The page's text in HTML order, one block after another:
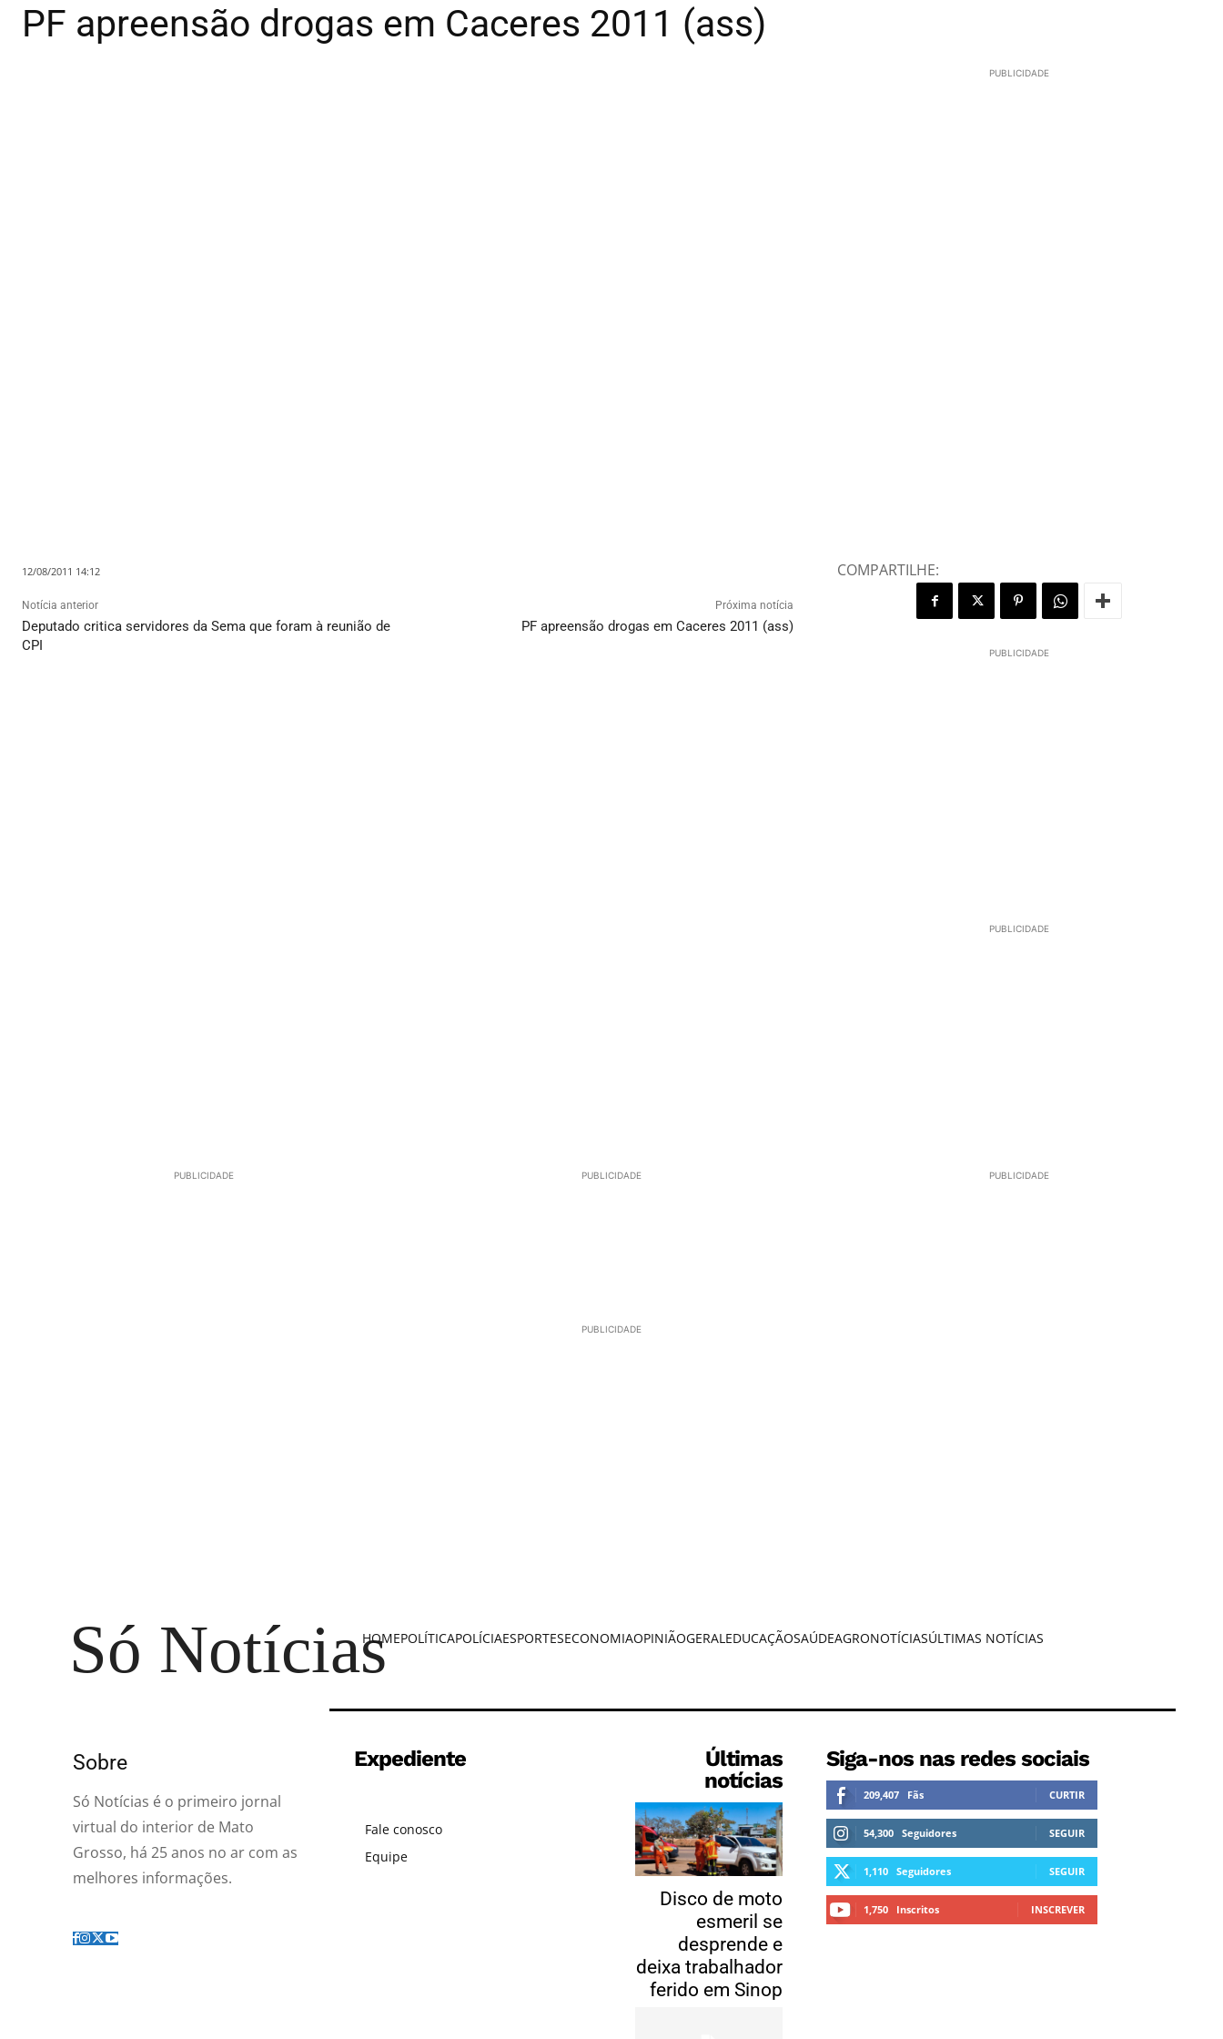
PF apreensão drogas em Caceres 2011 (ass)
PUBLICIDADE
12/08/2011 14:12
Notícia anterior
Deputado critica servidores da Sema que foram à reunião de
CPI
Próxima notícia
PF apreensão drogas em Caceres 2011 (ass)
COMPARTILHE:
PUBLICIDADE
PUBLICIDADE
PUBLICIDADE PUBLICIDADE PUBLICIDADE
PUBLICIDADE
Só Notícias
HOMEPOLÍTICAPOLÍCIAESPORTESECONOMIAOPINIÃOGERALEDUCAÇÃOSAÚDEAGRONOTÍCIASÚLTIMAS NOTÍCIAS
Sobre
Só Notícias é o primeiro jornal
virtual do interior de Mato
Grosso, há 25 anos no ar com as
melhores informações.
Expediente
Fale conosco
Equipe
Últimas
notícias
Disco de moto
esmeril se
desprende e
deixa trabalhador
ferido em Sinop
Siga-nos nas redes sociais
209,407 Fãs CURTIR
54,300 Seguidores SEGUIR
1,110 Seguidores SEGUIR
1,750 Inscritos INSCREVER